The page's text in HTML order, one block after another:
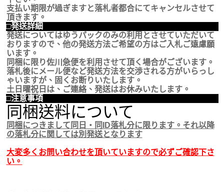
支払い期限が過ぎますと落札者都合にてキャンセルさせて
頂きます。
□発送詳細
発送についてはゆうパックのみの利用とさせていただいて
おりますので、他の発送方法ご希望の方はご入札ご遠慮願
います。
同梱に限り佐川急便を利用させて頂く場合がございます。
落札後にメール便など発送方法を交渉される方がいらっし
ゃいますが、固くお断りいたします。
土日曜祝日は、ご連絡、発送はお休みいたします。
□注意事項
同梱送料について
同梱につきまして同日・同ID落札分に限ります。それ以降
の落札分に関しては別発送となります
大変多くお問い合わせを頂いていますので必ずご確認下さ
い。